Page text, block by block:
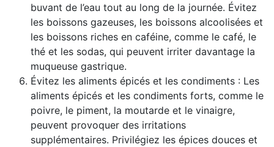
buvant de l’eau tout au long de la journée. Évitez
les boissons gazeuses, les boissons alcoolisées et
les boissons riches en caféine, comme le café, le
thé et les sodas, qui peuvent irriter davantage la
muqueuse gastrique.
Évitez les aliments épicés et les condiments : Les
aliments épicés et les condiments forts, comme le
poivre, le piment, la moutarde et le vinaigre,
peuvent provoquer des irritations
supplémentaires. Privilégiez les épices douces et